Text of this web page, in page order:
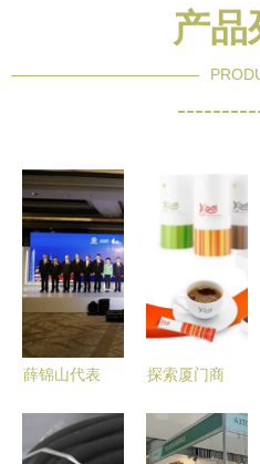
产品
薛锦山代表
业集团受邀
探索厦门商
旅 Kadi 卡